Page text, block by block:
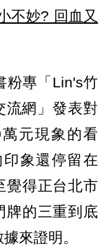
不妙? 回血又
粉專「Lin's竹
流網」發表對
元現象的看
象還停留在
覺得正台北市
牌的三重到底
來證明。